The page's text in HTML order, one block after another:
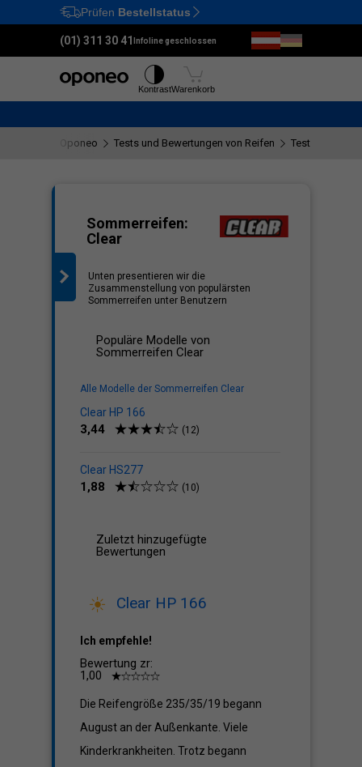
M
Prüfen Bestellstatus
(01) 311 30 41 Infoline geschlossen
KontrastWarenkorb
Oponeo Tests und Bewertungen von Reifen Tests der
Sommerreifen:
Clear
Unten presentieren wir die
Zusammenstellung von populärsten
Sommerreifen unter Benutzern
Populäre Modelle von
Sommerreifen Clear
Alle Modelle der Sommerreifen Clear
Clear HP 166
3,44 (12)
Clear HS277
1,88 (10)
Zuletzt hinzugefügte
Bewertungen
Clear HP 166
Ich empfehle!
Bewertung zr:
1,00
Die Reifengröße 235/35/19 begann
August an der Außenkante. Viele
Kinderkrankheiten. Trotz begann